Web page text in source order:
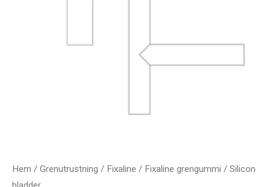
Hem / Grenutrustning / Fixaline / Fixaline grengummi / Silicon